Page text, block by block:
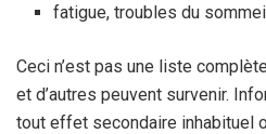
fatigue, troubles du
Ceci n’est pas une liste
et d’autres peuvent survenir.
tout effet secondaire inhabituel